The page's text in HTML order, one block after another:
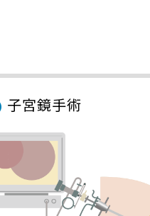
子宮鏡手術